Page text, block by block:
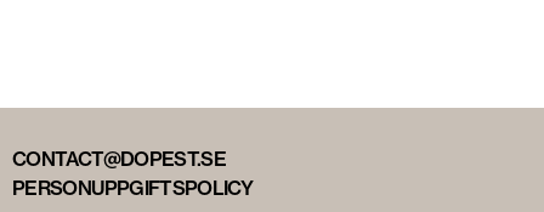
CONTACT@DOPEST.SE
PERSONUPPGIFTSPOLICY